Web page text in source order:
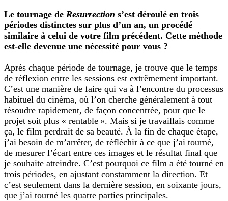
Le tournage de Resurrection s’est déroulé en trois
périodes distinctes sur plus d’un an, un procédé
similaire à celui de votre film précédent. Cette méthode
est-elle devenue une nécessité pour vous ?
Après chaque période de tournage, je trouve que le temps
de réflexion entre les sessions est extrêmement important.
C’est une manière de faire qui va à l’encontre du processus
habituel du cinéma, où l’on cherche généralement à tout
résoudre rapidement, de façon concentrée, pour que le
projet soit plus « rentable ». Mais si je travaillais comme
ça, le film perdrait de sa beauté. À la fin de chaque étape,
j’ai besoin de m’arrêter, de réfléchir à ce que j’ai tourné,
de mesurer l’écart entre ces images et le résultat final que
je souhaite atteindre. C’est pourquoi ce film a été tourné en
trois périodes, en ajustant constamment la direction. Et
c’est seulement dans la dernière session, en soixante jours,
que j’ai tourné les quatre parties principales.